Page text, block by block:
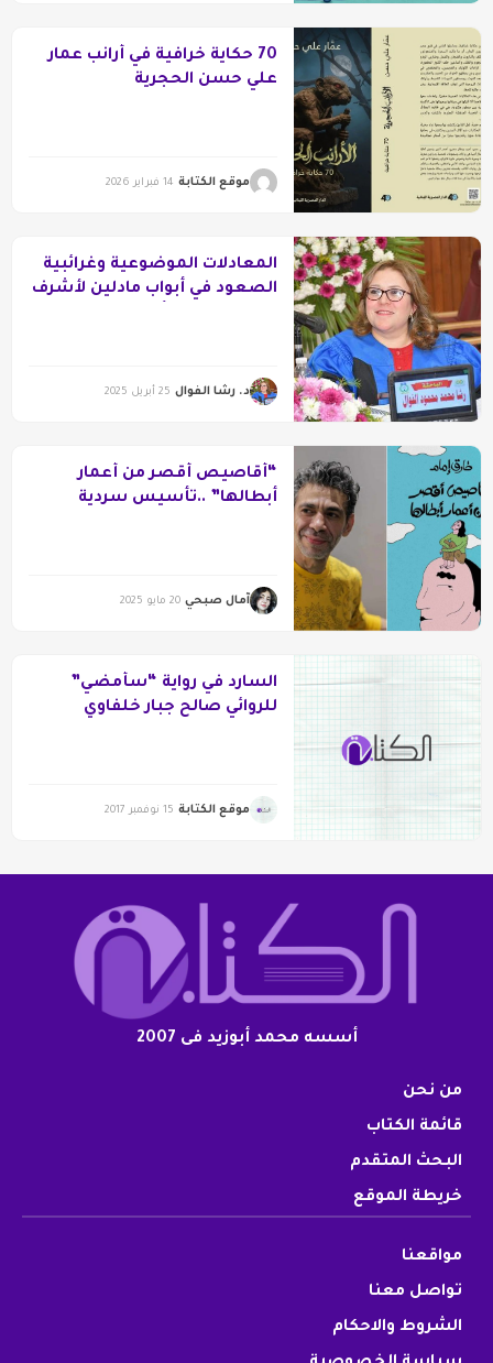
70 حكاية خرافية في أرانب عمار
علي حسن الحجرية
موقع الكتابة 14 فبراير 2026
المعادلات الموضوعية وغرائبية
الصعود في أبواب مادلين لأشرف
د. رشا الفوال 25 أبريل 2025
“أقاصيص أقصر من أعمار
أبطالها” ..تأسيس سردية
آمال صبحي 20 مايو 2025
السارد في رواية “سأمضي”
للروائي صالح جبار خلفاوي
موقع الكتابة 15 نوفمبر 2017
أسسه محمد أبوزيد فى 2007
من نحن
قائمة الكتاب
البحث المتقدم
خريطة الموقع
مواقعنا
تواصل معنا
الشروط والاحكام